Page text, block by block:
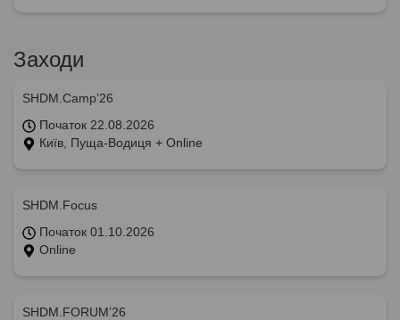
Заходи
SHDM.Camp’26
Початок 22.08.2026
Київ, Пуща-Водиця + Online
SHDM.Focus
Початок 01.10.2026
Online
SHDM.FORUM’26